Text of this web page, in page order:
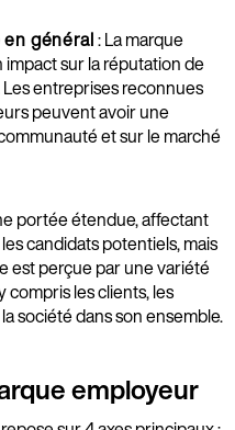
en général: La marque
sur la réputation de
entreprises reconnues
peuvent avoir une
et sur le marché
portée étendue, affectant
candidats potentiels, mais
est perçue par une variété
les clients, les
société dans son ensemble.
employeur